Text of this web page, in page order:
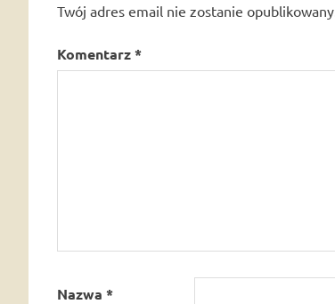
Twój adres email nie zostanie opublikowany.
Komentarz*
Nazwa *